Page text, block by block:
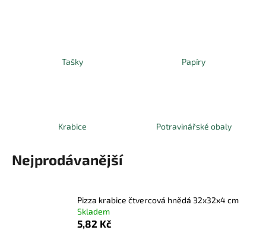
Tašky Papíry
Krabice Potravinářské obaly
Nejprodávanější
Pizza krabice čtvercová hnědá 32x32x4 cm
Skladem
5,82 Kč